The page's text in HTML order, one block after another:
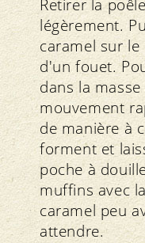
Retirer la
légèrement.
caramel sur
d'un fouet.
dans la
mouvement
de manière à
forment et
poche à
muffins avec
caramel peu
attendre.